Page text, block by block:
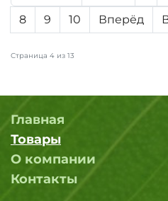
8
9 10 Вперёд
Страница 4 из 13
Главная
Товары
О компании
Контакты